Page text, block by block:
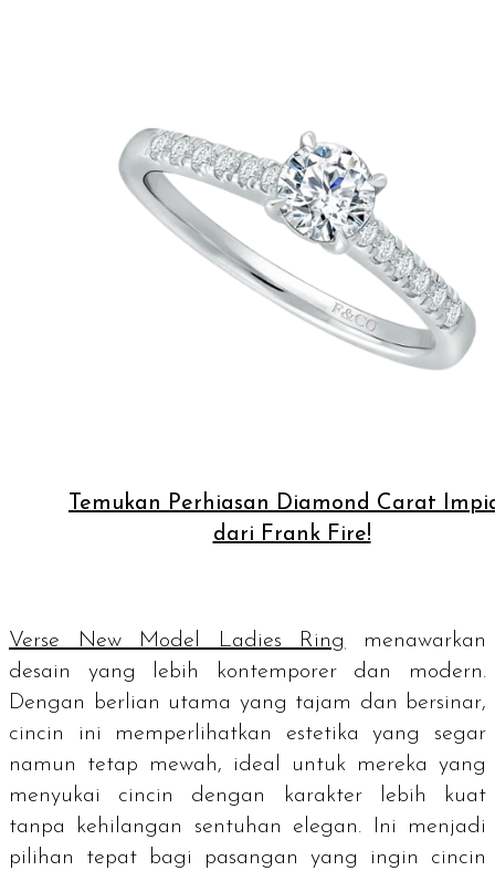
Temukan Perhiasan Diamond Carat
dari Frank Fire!
Verse New Model Ladies Ring
menawarkan
desain yang lebih kontemporer dan modern.
Dengan berlian utama yang tajam dan bersinar,
cincin ini memperlihatkan estetika yang segar
namun tetap mewah, ideal untuk mereka yang
menyukai cincin dengan karakter lebih kuat
tanpa kehilangan sentuhan elegan. Ini menjadi
pilihan tepat bagi pasangan yang ingin cincin